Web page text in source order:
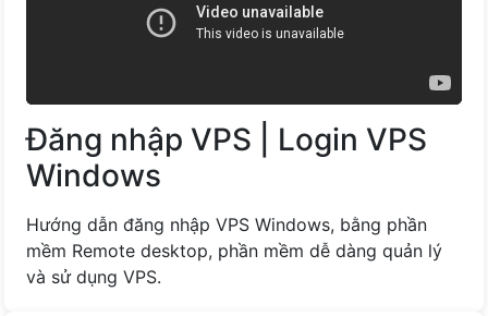
Bahrain
Phần Lan
Đan Mạch
Romania
Đăng nhập VPS | Login VPS
Windows
Hướng dẫn đăng nhập VPS Windows, bằng phần
mềm Remote desktop, phần mềm dễ dàng quản lý
và sử dụng VPS.